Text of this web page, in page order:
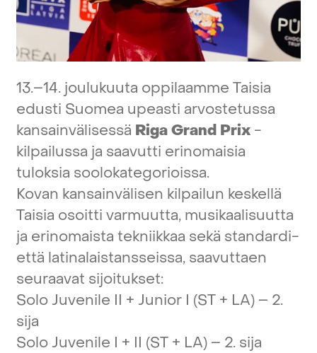
13.–14. joulukuuta oppilaamme Taisia
edusti Suomea upeasti arvostetussa
kansainvälisessä RigaGrand Prix -
kilpailussa ja saavutti erinomaisia
tuloksia soolokategorioissa.
Kovan kansainvälisen kilpailun keskellä
Taisia osoitti varmuutta, musikaalisuutta
ja erinomaista tekniikkaa sekä standardi-
että latinalaistansseissa, saavuttaen
seuraavat sijoitukset:
Solo Juvenile II + Junior I (ST + LA) – 2.
sija
Solo Juvenile I + II (ST + LA) – 2. sija